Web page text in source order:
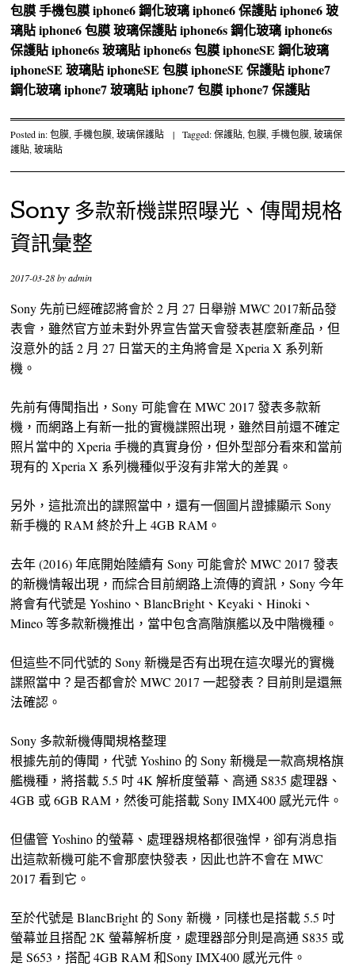
包膜手機包膜iphone6 鋼化玻璃iphone6 保護貼iphone6 玻
璃貼iphone6 包膜玻璃保護貼iphone6s 鋼化玻璃iphone6s
保護貼iphone6s 玻璃貼iphone6s 包膜iphoneSE 鋼化玻璃
iphoneSE 玻璃貼iphoneSE 包膜iphoneSE 保護貼iphone7
鋼化玻璃iphone7 玻璃貼iphone7 包膜iphone7 保護貼
Posted in:包膜,手機包膜,玻璃保護貼 | Tagged:保護貼,包膜,手機包膜,玻璃保
護貼,玻璃貼
Sony 多款新機諜照曝光、傳聞規格
資訊彙整
2017-03-28byadmin
Sony 先前已經確認將會於 2 月 27 日舉辦 MWC 2017新品發
表會，雖然官方並未對外界宣告當天會發表甚麼新產品，但
沒意外的話 2 月 27 日當天的主角將會是 Xperia X 系列新
機。
先前有傳聞指出，Sony 可能會在 MWC 2017 發表多款新
機，而網路上有新一批的實機諜照出現，雖然目前還不確定
照片當中的 Xperia 手機的真實身份，但外型部分看來和當前
現有的 Xperia X 系列機種似乎沒有非常大的差異。
另外，這批流出的諜照當中，還有一個圖片證據顯示 Sony
新手機的 RAM 終於升上 4GB RAM。
去年 (2016) 年底開始陸續有 Sony 可能會於 MWC 2017 發表
的新機情報出現，而綜合目前網路上流傳的資訊，Sony 今年
將會有代號是 Yoshino、BlancBright、Keyaki、Hinoki、
Mineo 等多款新機推出，當中包含高階旗艦以及中階機種。
但這些不同代號的 Sony 新機是否有出現在這次曝光的實機
諜照當中？是否都會於 MWC 2017 一起發表？目前則是還無
法確認。
Sony 多款新機傳聞規格整理
根據先前的傳聞，代號 Yoshino 的 Sony 新機是一款高規格旗
艦機種，將搭載 5.5 吋 4K 解析度螢幕、高通 S835 處理器、
4GB 或 6GB RAM，然後可能搭載 Sony IMX400 感光元件。
但儘管 Yoshino 的螢幕、處理器規格都很強悍，卻有消息指
出這款新機可能不會那麼快發表，因此也許不會在 MWC
2017 看到它。
至於代號是 BlancBright 的 Sony 新機，同樣也是搭載 5.5 吋
螢幕並且搭配 2K 螢幕解析度，處理器部分則是高通 S835 或
是 S653，搭配 4GB RAM 和Sony IMX400 感光元件。